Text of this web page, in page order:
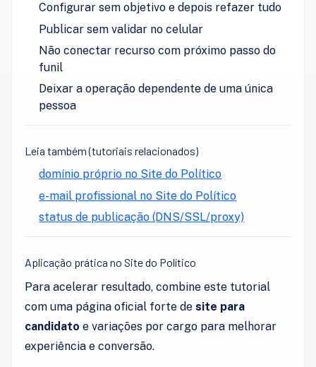
Configurar sem objetivo e depois refazer tudo
Publicar sem validar no celular
Não conectar recurso com próximo passo do
funil
Deixar a operação dependente de uma única
pessoa
Leia também (tutoriais relacionados)
domínio próprio no Site do Político
e-mail profissional no Site do Político
status de publicação (DNS/SSL/proxy)
Aplicação prática no Site do Político
Para acelerar resultado, combine este tutorial
com uma página oficial forte de site para
candidato e variações por cargo para melhorar
experiência e conversão.